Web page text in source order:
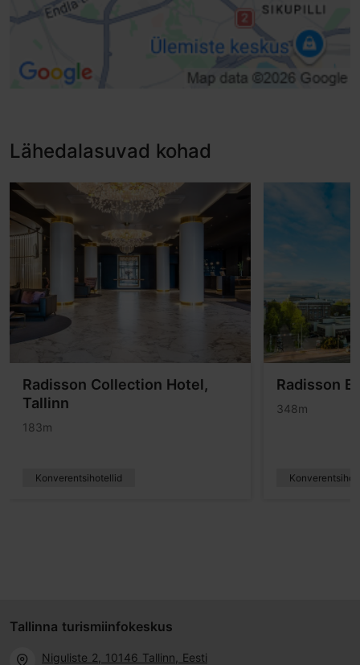
Lähedalasuvad kohad
Radisson Collection Hotel,
Tallinn
183m
Konverentsihotellid
Radisson
348m
Tallinna turismiinfokeskus
Niguliste 2, 10146 Tallinn, Eesti